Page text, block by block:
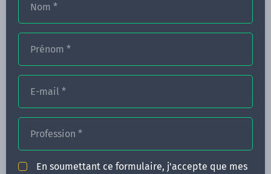
Nom *
Prénom *
E-mail *
Profession *
En soumettant ce formulaire, j'accepte que mes
CONGRÈS
ACTUALITÉS
INFOS PRATIQUES